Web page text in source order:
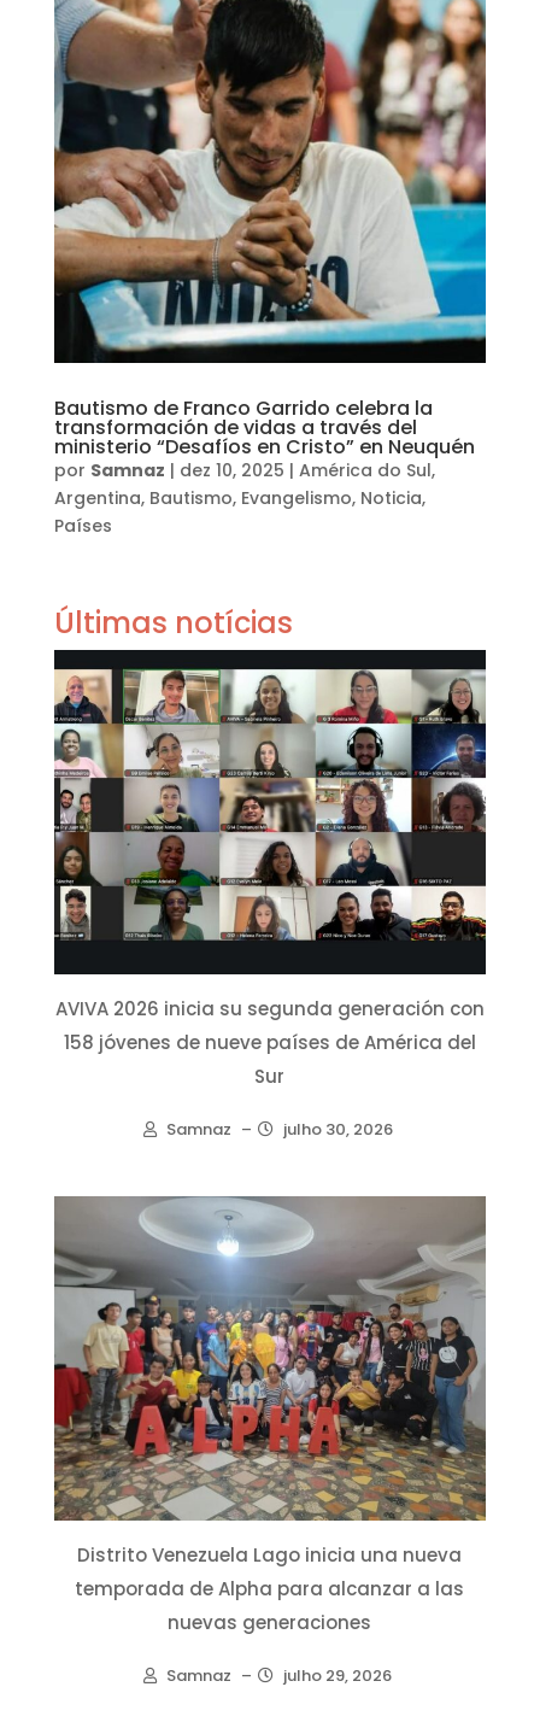
Bautismo de Franco Garrido celebra la
transformación de vidas a través del
ministerio “Desafíos en Cristo” en Neuquén
por Samnaz | dez 10, 2025 | América do Sul,
Argentina, Bautismo, Evangelismo, Noticia,
Países
Últimas notícias
AVIVA 2026 inicia su segunda generación con
158 jóvenes de nueve países de América del
Sur
Samnaz – julho 30, 2026
Distrito Venezuela Lago inicia una nueva
temporada de Alpha para alcanzar a las
nuevas generaciones
Samnaz – julho 29, 2026